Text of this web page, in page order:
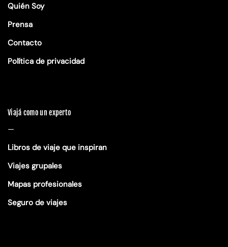
Quién Soy
Prensa
Contacto
Política de privacidad
Viajá como un experto
—
Libros de viaje que inspiran
Viajes grupales
Mapas profesionales
Seguro de viajes